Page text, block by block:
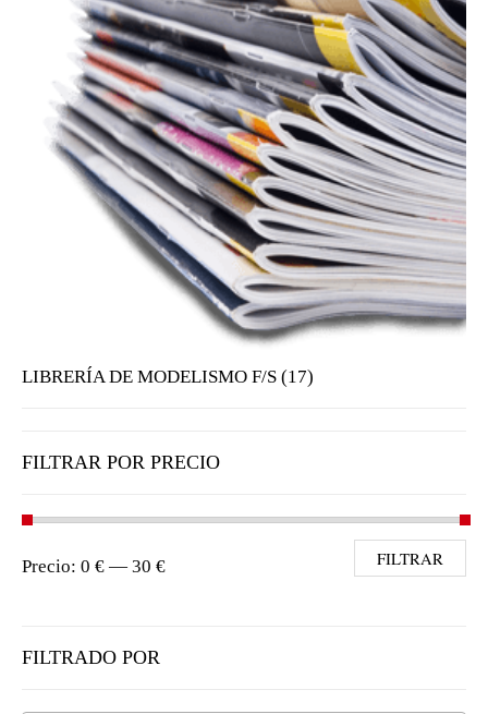
FILTRAR POR PRECIO
FILTRAR
Precio: 0 € — 30 €
FILTRADO POR
LIBRERÍA DE MODELISMO F/S (17)